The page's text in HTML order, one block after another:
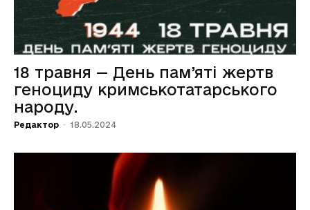
18 травня — День пам’яті жертв
геноциду кримськотатарського
народу.
Редактор - 18.05.2024